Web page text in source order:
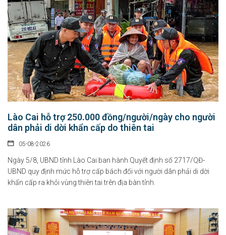
Lào Cai hỗ trợ 250.000 đồng/người/ngày cho người
dân phải di dời khẩn cấp do thiên tai
05-08-2026
Ngày 5/8, UBND tỉnh Lào Cai ban hành Quyết định số 2717/QĐ-
UBND quy định mức hỗ trợ cấp bách đối với người dân phải di dời
khẩn cấp ra khỏi vùng thiên tai trên địa bàn tỉnh.